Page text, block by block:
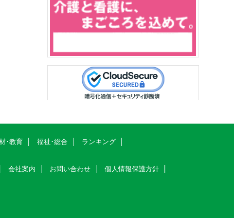
･教育 福祉･総合
ランキング
会社案内 お問い合わせ
個人情報保護方針